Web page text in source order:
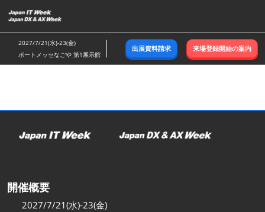
キ
ッ
し
む
2027/7/21(水)-23(金)
ポートメッセなごや 第1展示館
出展資料請求 来場登録開始の案内
開催概要
2027/7/21(水)-23(金)